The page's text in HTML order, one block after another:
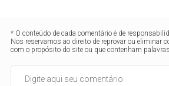
* O conteúdo de cada comentário é de
Nos reservamos ao direito de reprovar ou eliminar
com o propósito do site ou que contenham